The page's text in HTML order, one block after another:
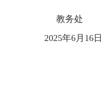
教务处
2025年6月16